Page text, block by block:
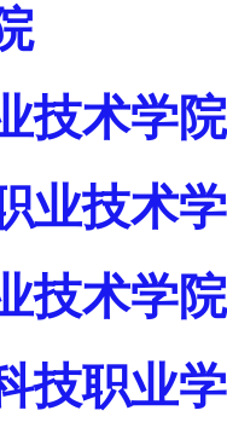
技术学院
业技术
技术学院
技职业